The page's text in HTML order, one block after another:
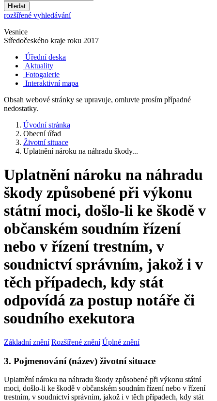
Hledat
rozšířené vyhledávání
Vesnice
Středočeského kraje roku 2017
Úřední deska
Aktuality
Fotogalerie
Interaktivní mapa
Obsah webové stránky se upravuje, omluvte prosím případné
nedostatky.
Úvodní stránka
Obecní úřad
Životní situace
Uplatnění nároku na náhradu škody...
Uplatnění nároku na náhradu
škody způsobené při výkonu
státní moci, došlo-li ke škodě v
občanském soudním řízení
nebo v řízení trestním, v
soudnictví správním, jakož i v
těch případech, kdy stát
odpovídá za postup notáře či
soudního exekutora
Základní znění Rozšířené znění Úplné znění
3. Pojmenování (název) životní situace
Uplatnění nároku na náhradu škody způsobené při výkonu státní
moci, došlo-li ke škodě v občanském soudním řízení nebo v řízení
trestním, v soudnictví správním, jakož i v těch případech, kdy stát